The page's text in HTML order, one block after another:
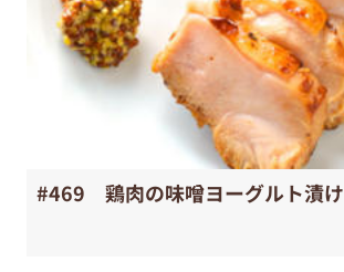
#469 鶏肉の味噌ヨーグルト漬け